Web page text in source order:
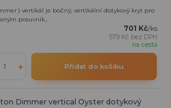
) vertikál je bočný, vertikální dotykový kryt pro
posuvník...
701 Kč/ks
579 Kč bez DPH
na cestě
Přidat do košíku
Dimmer vertical Oyster dotykový